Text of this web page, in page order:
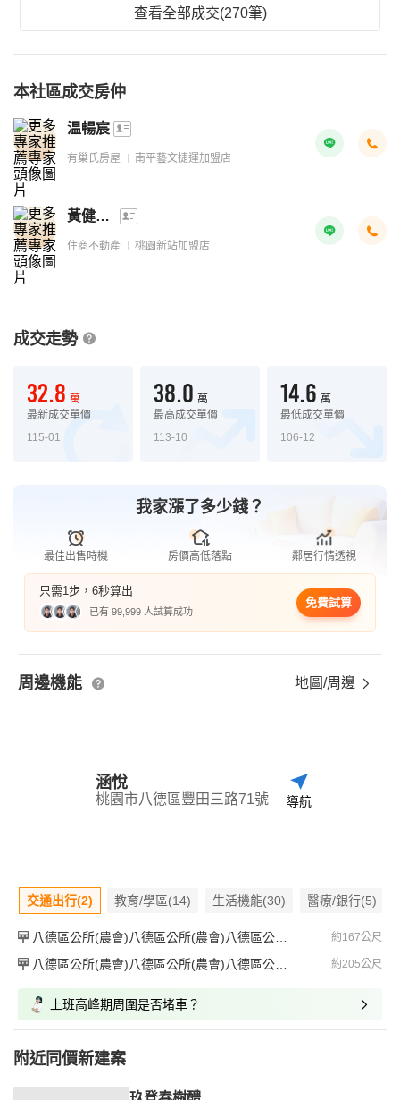
查看全部成交(270筆)
本社區成交房仲
温暢宸
有巢氏房屋 南平藝文捷運加盟店
黃健梓經理
住商不動產 桃園新站加盟店
成交走勢
32.8 萬
最新成交單價
115-01
38.0 萬
最高成交單價
113-10
14.6 萬
最低成交單價
106-12
我家漲了多少錢？
最佳出售時機 房價高低落點 鄰居行情透視
只需1步，6秒算出
已有 99,999 人試算成功
免費試算
周邊機能 地圖/周邊
涵悅
桃園市八德區豐田三路71號 導航
交通出行(2) 教育/學區(14) 生活機能(30) 醫療/銀行(5)
八德區公所(農會)八德區公所(農會)八德區公所(農會) 約167公尺
八德區公所(農會)八德區公所(農會)八德區公所(農會) 約205公尺
上班高峰期周圍是否堵車？
附近同價新建案